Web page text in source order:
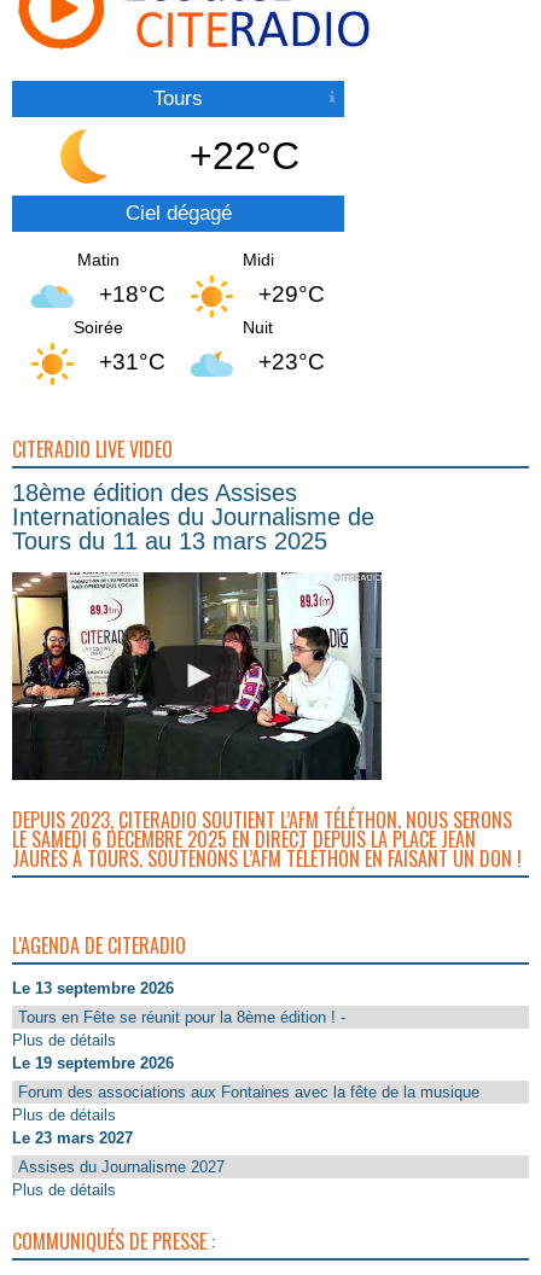
Tours
+22°C
Ciel dégagé
Matin
+18°C
Midi
+29°C
Soirée
+31°C
Nuit
+23°C
CITERADIO LIVE VIDEO
18ème édition des Assises
Internationales du Journalisme de
Tours du 11 au 13 mars 2025
DEPUIS 2023, CITERADIO SOUTIENT L’AFM TÉLÉTHON. NOUS SERONS
LE SAMEDI 6 DÉCEMBRE 2025 EN DIRECT DEPUIS LA PLACE JEAN
JAURÈS À TOURS. SOUTENONS L’AFM TÉLÉTHON EN FAISANT UN DON !
L'AGENDA DE CITERADIO
Le 13 septembre 2026
Tours en Fête se réunit pour la 8ème édition ! -
Plus de détails
Le 19 septembre 2026
Forum des associations aux Fontaines avec la fête de la musique
Plus de détails
Le 23 mars 2027
Assises du Journalisme 2027
Plus de détails
COMMUNIQUÉS DE PRESSE :